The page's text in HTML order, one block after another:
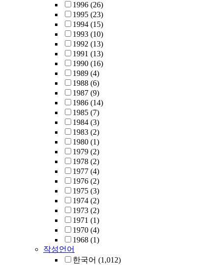
1996 (26)
1995 (23)
1994 (15)
1993 (10)
1992 (13)
1991 (13)
1990 (16)
1989 (4)
1988 (6)
1987 (9)
1986 (14)
1985 (7)
1984 (3)
1983 (2)
1980 (1)
1979 (2)
1978 (2)
1977 (4)
1976 (2)
1975 (3)
1974 (2)
1973 (2)
1971 (1)
1970 (4)
1968 (1)
작성언어
한국어 (1,012)